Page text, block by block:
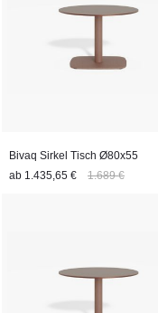
Bivaq Sirkel Tisch Ø80x55
ab 1.435,65 € 1.689 €